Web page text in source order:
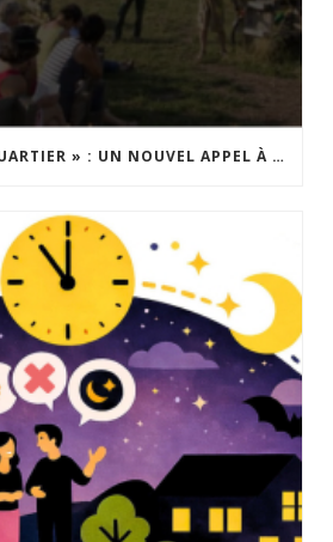
« INSPIRONS LE QUARTIER » : UN NOUVEL APPEL À PROJETS EST LANCÉ !